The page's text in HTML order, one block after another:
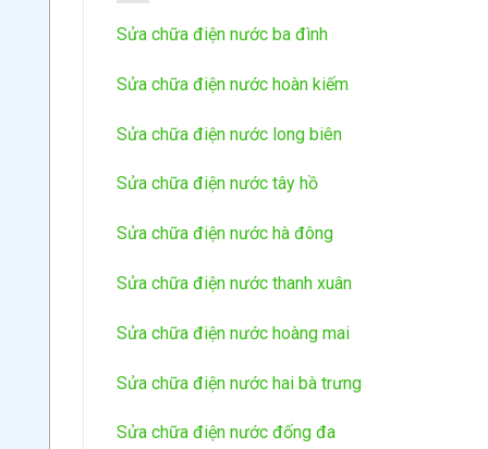
Sửa chữa điện nước ba đình
Sửa chữa điện nước hoàn kiếm
Sửa chữa điện nước long biên
Sửa chữa điện nước tây hồ
Sửa chữa điện nước hà đông
Sửa chữa điện nước thanh xuân
Sửa chữa điện nước hoàng mai
Sửa chữa điện nước hai bà trưng
Sửa chữa điện nước đống đa